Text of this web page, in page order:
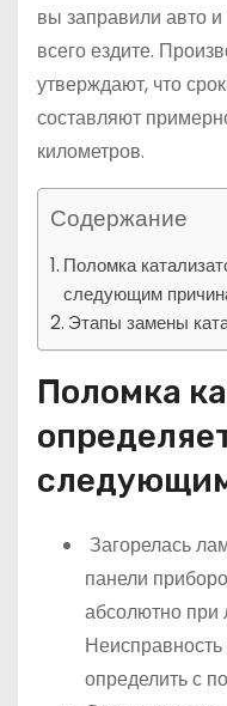
вы заправили авто
всего ездите.
утверждают, что
составляют
километров.
Содержание
Поломка
следующим
Этапы замены
Поломка
Загорелась
панели
абсолютно
определить с